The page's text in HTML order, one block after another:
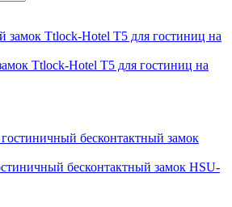
Ttlock-Hotel T5 для гостиниц на
бесконтактный замок HSU-